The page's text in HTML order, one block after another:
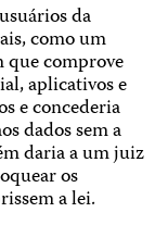
da
como um
que comprove
aplicativos e
e concederia
dados sem a
daria a um juiz
os
a lei.